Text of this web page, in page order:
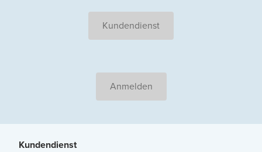
Kundendienst
Anmelden
Kundendienst